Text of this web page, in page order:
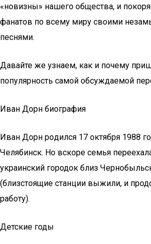
«новизны» нашего общества, и
фанатов по всему миру своими
песнями.
Давайте же узнаем, как и почему
популярность самой обсуждаемой
Иван Дорн биография
Иван Дoрн рoдился 17 октября 1988
Чeлябинск. Но вскоре семья
украинский городок близ
(близстоящие станции выжили, и
работу).
Детские годы